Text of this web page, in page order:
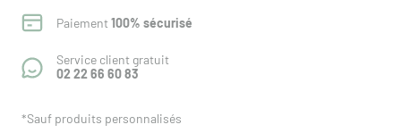
Paiement100% sécurisé
Service client gratuit
02 22 66 60 83
*Sauf produits personnalisés